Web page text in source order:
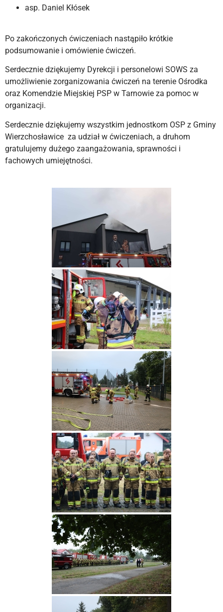
asp. Daniel Kłósek
Po zakończonych ćwiczeniach nastąpiło krótkie
podsumowanie i omówienie ćwiczeń.
Serdecznie dziękujemy Dyrekcji i personelowi SOWS za
umożliwienie zorganizowania ćwiczeń na terenie Ośrodka
oraz Komendzie Miejskiej PSP w Tarnowie za pomoc w
organizacji.
Serdecznie dziękujemy wszystkim jednostkom OSP z Gminy
Wierzchosławice za udział w ćwiczeniach, a druhom
gratulujemy dużego zaangażowania, sprawności i
fachowych umiejętności.